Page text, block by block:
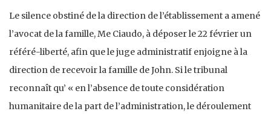
Le silence obstiné de la direction de l’établissement a amené
l’avocat de la famille, Me Ciaudo, à déposer le 22 février un
référé-liberté, afin que le juge administratif enjoigne à la
direction de recevoir la famille de John. Si le tribunal
reconnaît qu’ « en l’absence de toute considération
humanitaire de la part de l’administration, le déroulement